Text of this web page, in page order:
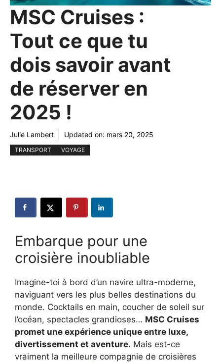
MSC Cruises :
Tout ce que tu
dois savoir avant
de réserver en
2025 !
Julie Lambert Updated on: mars 20, 2025
TRANSPORT VOYAGE
Embarque pour une
croisière inoubliable
Imagine-toi à bord d’un navire ultra-moderne,
naviguant vers les plus belles destinations du
monde. Cocktails en main, coucher de soleil sur
l’océan, spectacles grandioses… MSC Cruises
promet une expérience unique entre luxe,
divertissement et aventure. Mais est-ce
vraiment la meilleure compagnie de croisières